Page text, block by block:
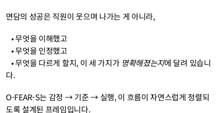
면담의 성공은 직원이 웃으며 나가는 게 아니라,
   • 무엇을 이해했고
   • 무엇을 인정했고
   • 무엇을 다르게 할지, 이 세 가지가
명확해졌는지에 달려 있습니
다.
O-FEAR-S는 감정 → 기준 → 실행, 이 흐름이 자연스럽게 정렬되
도록 설계된 프레임입니다.